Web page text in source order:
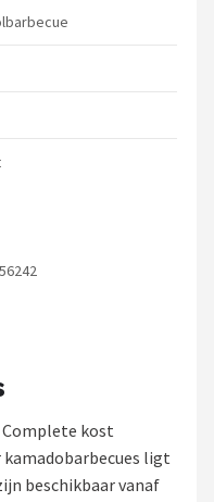
Complete kost
ligt
beschikbaar vanaf